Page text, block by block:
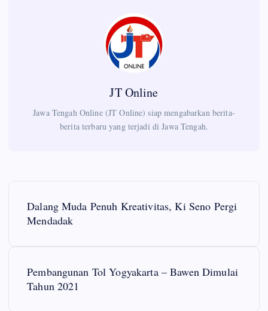
JT Online
Jawa Tengah Online (JT Online) siap mengabarkan berita-
berita terbaru yang terjadi di Jawa Tengah.
Dalang Muda Penuh Kreativitas, Ki Seno Pergi
Mendadak
Pembangunan Tol Yogyakarta – Bawen Dimulai
Tahun 2021